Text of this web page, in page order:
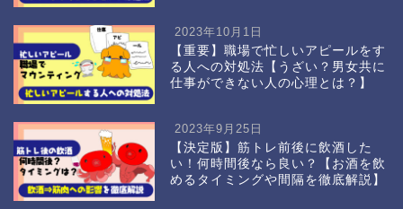
2023年10月1日
【重要】職場で忙しいアピールをす
る人への対処法【うざい？男女共に
仕事ができない人の心理とは？】
2023年9月25日
【決定版】筋トレ前後に飲酒した
い！何時間後なら良い？【お酒を飲
めるタイミングや間隔を徹底解説】